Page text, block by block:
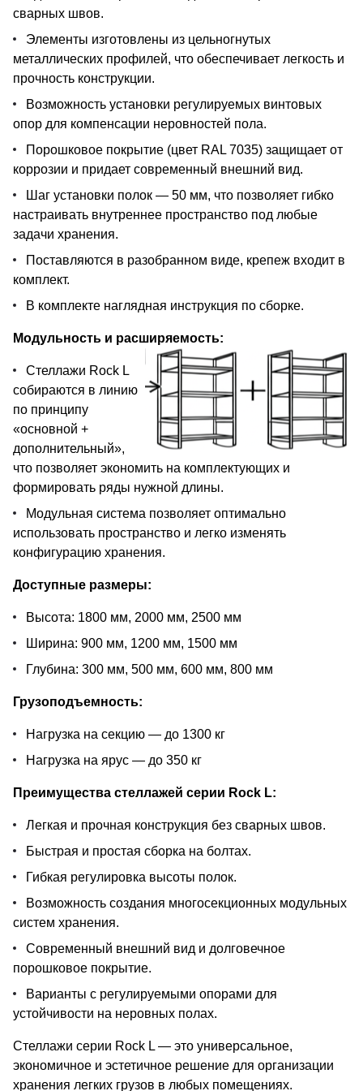
сварных швов.
Элементы изготовлены из цельногнутых
металлических профилей, что обеспечивает легкость и
прочность конструкции.
Возможность установки регулируемых винтовых
опор для компенсации неровностей пола.
Порошковое покрытие (цвет RAL 7035) защищает от
коррозии и придает современный внешний вид.
Шаг установки полок — 50 мм, что позволяет гибко
настраивать внутреннее пространство под любые
задачи хранения.
Поставляются в разобранном виде, крепеж входит в
комплект.
В комплекте наглядная инструкция по сборке.
Модульность и расширяемость:
Стеллажи Rock L
собираются в линию
по принципу
«основной +
дополнительный»,
что позволяет экономить на комплектующих и
формировать ряды нужной длины.
Модульная система позволяет оптимально
использовать пространство и легко изменять
конфигурацию хранения.
Доступные размеры:
Высота: 1800 мм, 2000 мм, 2500 мм
Ширина: 900 мм, 1200 мм, 1500 мм
Глубина: 300 мм, 500 мм, 600 мм, 800 мм
Грузоподъемность:
Нагрузка на секцию — до 1300 кг
Нагрузка на ярус — до 350 кг
Преимущества стеллажей серии Rock L:
Легкая и прочная конструкция без сварных швов.
Быстрая и простая сборка на болтах.
Гибкая регулировка высоты полок.
Возможность создания многосекционных модульных
систем хранения.
Современный внешний вид и долговечное
порошковое покрытие.
Варианты с регулируемыми опорами для
устойчивости на неровных полах.
Стеллажи серии Rock L — это универсальное,
экономичное и эстетичное решение для организации
хранения легких грузов в любых помещениях.